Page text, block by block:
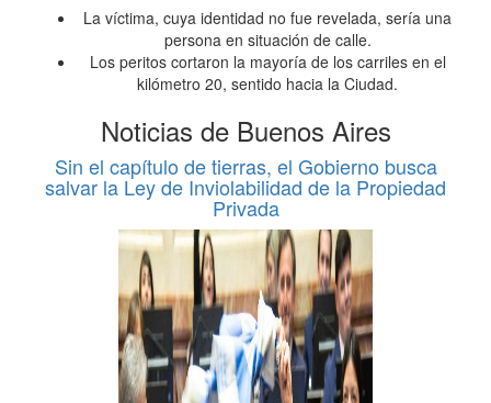
La víctima, cuya identidad no fue revelada, sería una
persona en situación de calle.
Los peritos cortaron la mayoría de los carriles en el
kilómetro 20, sentido hacia la Ciudad.
Noticias de Buenos Aires
Sin el capítulo de tierras, el Gobierno busca
salvar la Ley de Inviolabilidad de la Propiedad
Privada